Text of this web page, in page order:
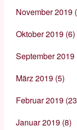
November 2019
Oktober 2019 (6)
September 2019
März 2019 (5)
Februar 2019
Januar 2019 (8)